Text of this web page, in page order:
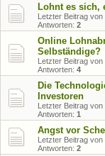
Lohnt es sich,
Letzter Beitrag von
Antworten: 2
Online
Selbständige?
Letzter Beitrag von
Antworten: 4
Die
Investoren
Letzter Beitrag von
Antworten: 1
Angst vor
Letzter Beitrag von
Antworten: 2